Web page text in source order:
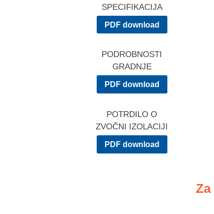
SPECIFIKACIJA
PDF download
PODROBNOSTI
GRADNJE
PDF download
POTRDILO O
ZVOČNI IZOLACIJI
PDF download